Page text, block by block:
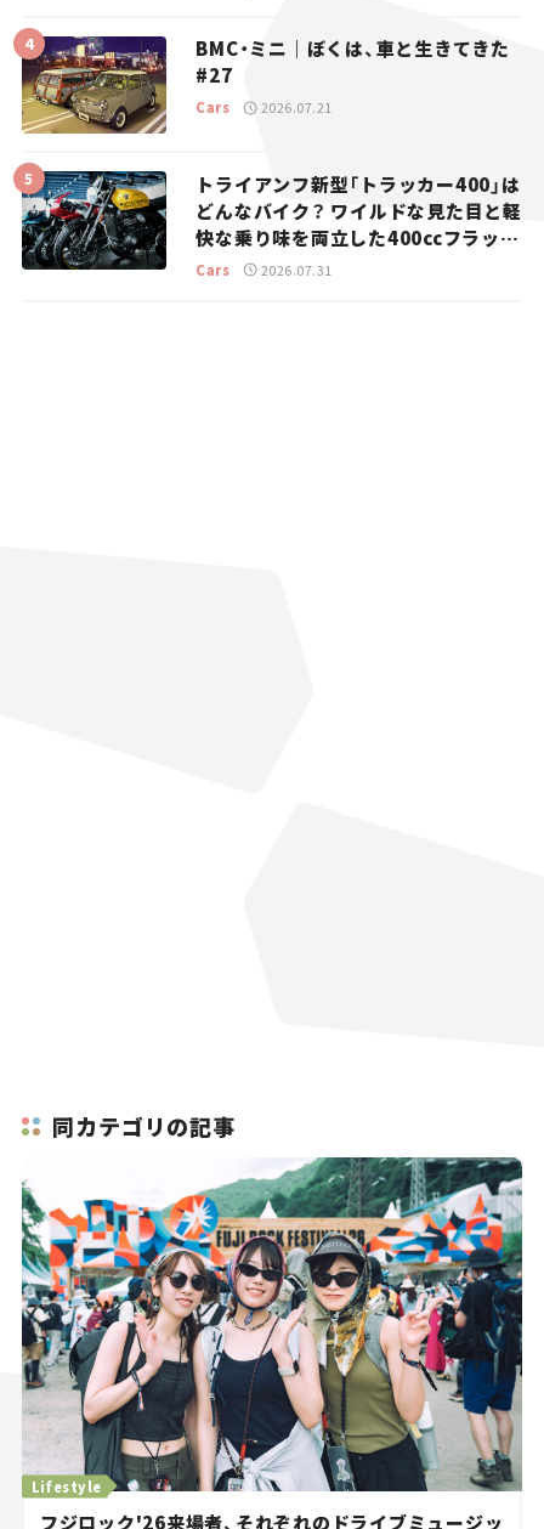
BMC・ミニ｜ぼくは、車と生きてきた
#27
Cars 2026.07.21
トライアンフ新型「トラッカー400」は
どんなバイク？ ワイルドな見た目と軽
快な乗り味を両立した400ccフラット
トラッカー【試乗レビュー】
Cars 2026.07.31
同カテゴリの記事
フジロック'26来場者、それぞれのドライブミュージッ
Lifestyle